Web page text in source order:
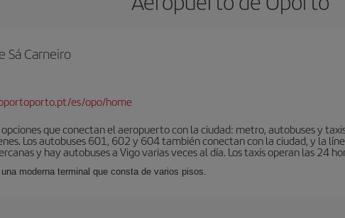
Sá Carneiro
es/opo/home
que conectan el aeropuerto con la ciudad: metro, autobuses y
Los autobuses 601, 602 y 604 también conectan con la ciudad, y la
y hay autobuses a Vigo varias veces al día. Los taxis operan las 24
moderna terminal que consta de varios pisos.